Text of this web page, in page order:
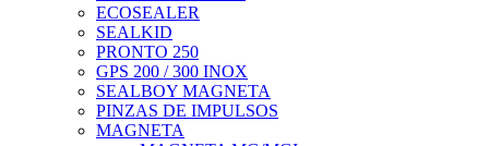
ECOSEALER
SEALKID
PRONTO 250
GPS 200 / 300 INOX
SEALBOY MAGNETA
PINZAS DE IMPULSOS
MAGNETA